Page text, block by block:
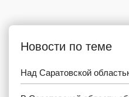
Новости по теме
Над Саратовской